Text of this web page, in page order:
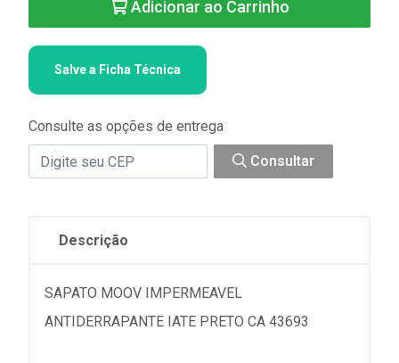
Adicionar ao Carrinho
Salve a Ficha Técnica
Consulte as opções de entrega
Consultar
Descrição
SAPATO MOOV IMPERMEAVEL
ANTIDERRAPANTE IATE PRETO CA 43693